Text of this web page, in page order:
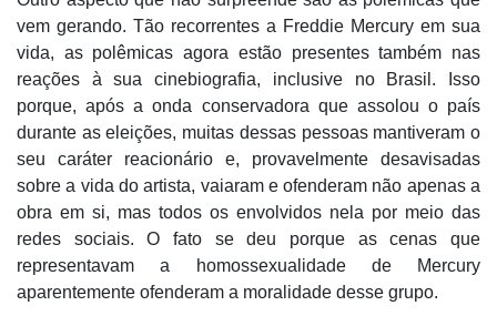
vem gerando. Tão recorrentes a Freddie Mercury em sua
vida, as polêmicas agora estão presentes também nas
reações à sua cinebiografia, inclusive no Brasil. Isso
porque, após a onda conservadora que assolou o país
durante as eleições, muitas dessas pessoas mantiveram o
seu caráter reacionário e, provavelmente desavisadas
sobre a vida do artista, vaiaram e ofenderam não apenas a
obra em si, mas todos os envolvidos nela por meio das
redes sociais. O fato se deu porque as cenas que
representavam a homossexualidade de Mercury
aparentemente ofenderam a moralidade desse grupo.